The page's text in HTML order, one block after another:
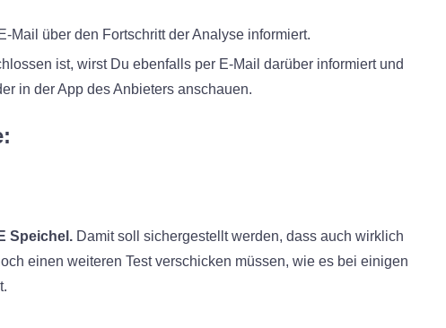
Mail über den Fortschritt der Analyse informiert.
ist, wirst Du ebenfalls per E-Mail darüber informiert und
in der App des Anbieters anschauen.
Speichel. Damit soll sichergestellt werden, dass auch wirklich
einen weiteren Test verschicken müssen, wie es bei einigen